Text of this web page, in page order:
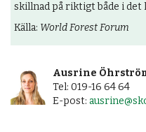
skillnad på riktigt både i det
Källa: World Forest Forum
Ausrine
Tel: 019-16 64 64
E-post: